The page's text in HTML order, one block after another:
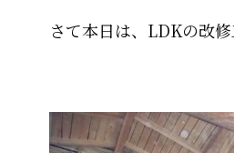
さて本日は、LDKの改